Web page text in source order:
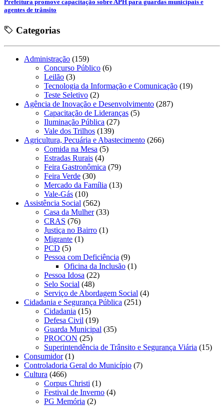
Prefeitura promove capacitação sobre APH para guardas municipais e
agentes de trânsito
Categorias
Administração (159)
Concurso Público (6)
Leilão (3)
Tecnologia da Informação e Comunicação (19)
Teste Seletivo (2)
Agência de Inovação e Desenvolvimento (287)
Capacitação de Lideranças (5)
Iluminação Pública (27)
Vale dos Trilhos (139)
Agricultura, Pecuária e Abastecimento (266)
Comida na Mesa (5)
Estradas Rurais (4)
Feira Gastronômica (79)
Feira Verde (30)
Mercado da Família (13)
Vale-Gás (10)
Assistência Social (562)
Casa da Mulher(33)
CRAS (76)
Justiça no Bairro (1)
Migrante (1)
PCD (5)
Pessoa com Deficiência (9)
Oficina da Inclusão (1)
Pessoa Idosa (22)
Selo Social (48)
Serviço de Abordagem Social (4)
Cidadania e Segurança Pública (251)
Cidadania (15)
Defesa Civil (19)
Guarda Municipal (35)
PROCON (25)
Superintendência de Trânsito e Segurança Viária (15)
Consumidor(1)
Controladoria Geral do Município (7)
Cultura (466)
Corpus Christi (1)
Festival de Inverno (4)
PG Memória (2)